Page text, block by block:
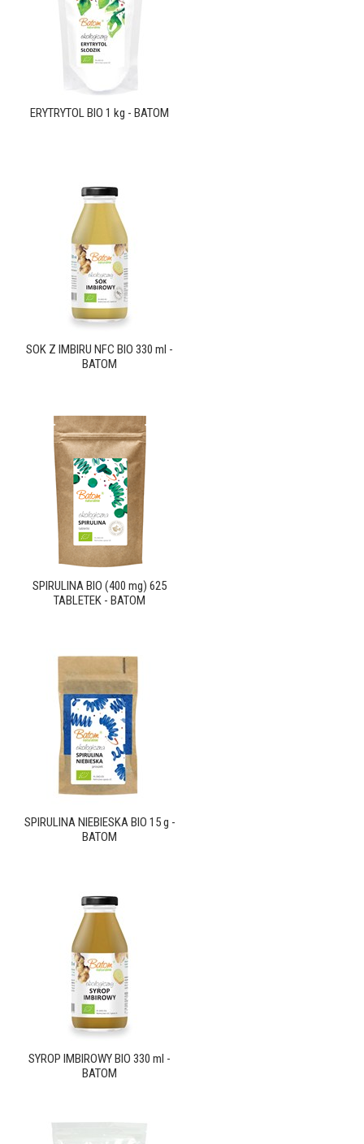
ERYTRYTOL BIO 1 kg - BATOM
SOK Z IMBIRU NFC BIO 330 ml -
BATOM
SPIRULINA BIO (400 mg) 625
TABLETEK - BATOM
SPIRULINA NIEBIESKA BIO 15 g -
BATOM
SYROP IMBIROWY BIO 330 ml -
BATOM